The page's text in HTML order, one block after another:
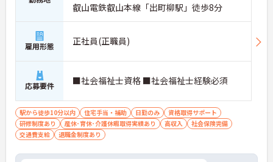
叡山電鉄叡山本線「出町柳駅」徒歩8分
雇用形態 正社員(正職員)
応募要件 ■社会福祉士資格 ■社会福祉士経験必須
駅から徒歩10分以内 住宅手当・補助 日勤のみ
資格取得サポート
研修制度あり
産休･育休･介護休暇取得実績あり 高収入
社会保険完備
交通費支給
退職金制度あり